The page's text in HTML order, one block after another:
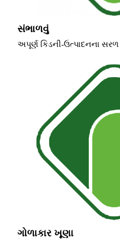
સંભાળવું
અપૂર્ણ કિડની-ઉત્પાદનના સરળ
ગોળાકાર ખૂણા